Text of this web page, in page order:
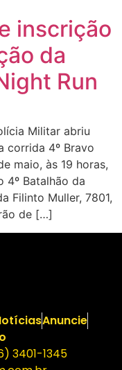
inscrição
da
Run
Militar abriu
corrida 4º Bravo
maio, às 19 horas,
4º Batalhão da
Filinto Muller, 7801,
de […]
Anuncie
3401-1345